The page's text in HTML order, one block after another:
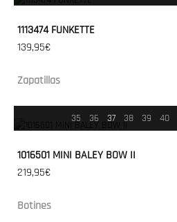
1113474 FUNKETTE
139,95€
Zapatillas
35 36 37 38 39 40
1016501 MINI BALEY BOW II
219,95€
Botines